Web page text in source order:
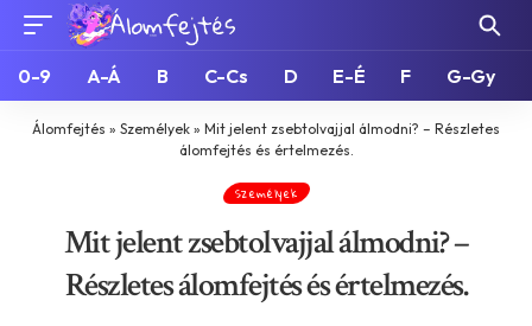
0-9 A-Á B C-Cs D E-É F G-Gy
Álomfejtés » Személyek » Mit jelent zsebtolvajjal álmodni? – Részletes
álomfejtés és értelmezés.
Személyek
Mit jelent zsebtolvajjal álmodni? –
Részletes álomfejtés és értelmezés.